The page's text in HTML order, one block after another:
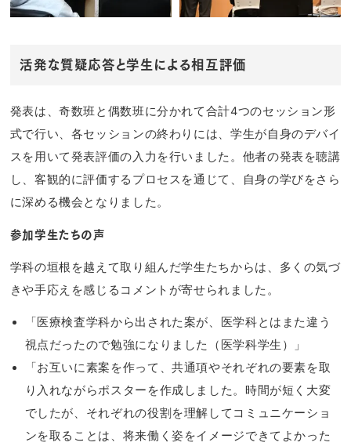
活発な質疑応答と学生による相互評価
発表は、奇数班と偶数班に分かれて合計4つのセッション形
式で行い、各セッションの終わりには、学生が自身のデバイ
スを用いて発表評価の入力を行いました。他者の発表を聴講
し、客観的に評価するプロセスを通じて、自身の学びをさら
に深める機会となりました。
参加学生たちの声
学科の垣根を越えて取り組んだ学生たちからは、多くの気づ
きや手応えを感じるコメントが寄せられました。
「医療検査学科から出された案が、医学科とはまた違う
視点だったので勉強になりました（医学科学生）」
「お互いに素案を作って、共通項やそれぞれの要素を取
り入れながらポスターを作成しました。時間が短く大変
でしたが、それぞれの役割を理解してコミュニケーショ
ンを取ることは、将来働く姿をイメージできてよかった